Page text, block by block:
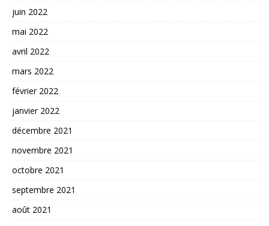
juin 2022
mai 2022
avril 2022
mars 2022
février 2022
janvier 2022
décembre 2021
novembre 2021
octobre 2021
septembre 2021
août 2021